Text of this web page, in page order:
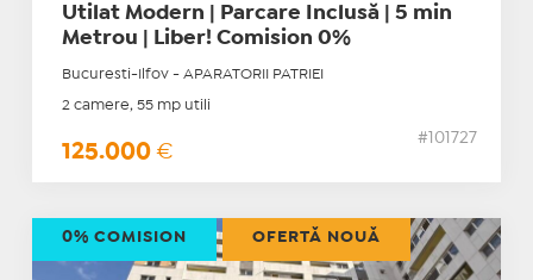
Utilat Modern | Parcare Inclusă | 5 min
Metrou | Liber! Comision 0%
Bucuresti-Ilfov - APARATORII PATRIEI
2 camere, 55 mp utili
125.000 €
#101727
0% COMISION OFERTĂ NOUĂ